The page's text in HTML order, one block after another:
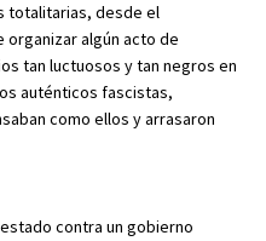
totalitarias, desde el
algún acto de
tan luctuosos y tan negros en
auténticos fascistas,
como ellos y arrasaron
contra un gobierno